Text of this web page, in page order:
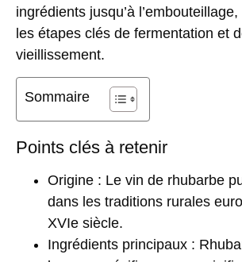
ingrédients jusqu’à
les étapes clés de fermentation et
vieillissement.
Sommaire
Points clés à retenir
Origine : Le vin de rhubarbe
dans les traditions rurales
XVIe siècle.
Ingrédients principaux :